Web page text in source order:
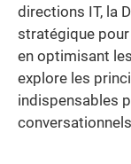
directions IT, la
stratégique
en optimisant
explore les
indispensables